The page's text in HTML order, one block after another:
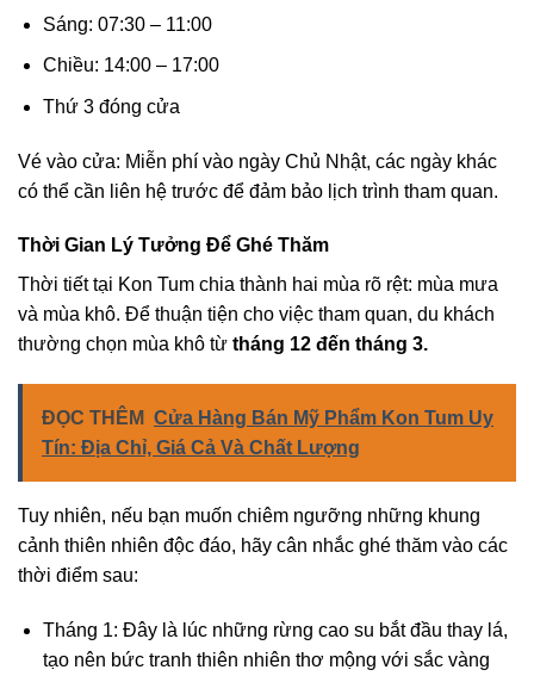
Sáng: 07:30 – 11:00
Chiều: 14:00 – 17:00
Thứ 3 đóng cửa
Vé vào cửa: Miễn phí vào ngày Chủ Nhật, các ngày khác
có thể cần liên hệ trước để đảm bảo lịch trình tham quan.
Thời Gian Lý Tưởng Để Ghé Thăm
Thời tiết tại Kon Tum chia thành hai mùa rõ rệt: mùa mưa
và mùa khô. Để thuận tiện cho việc tham quan, du khách
thường chọn mùa khô từ tháng 12 đến tháng 3.
ĐỌC THÊM Cửa Hàng Bán Mỹ Phẩm Kon Tum Uy
Tín: Địa Chỉ, Giá Cả Và Chất Lượng
Tuy nhiên, nếu bạn muốn chiêm ngưỡng những khung
cảnh thiên nhiên độc đáo, hãy cân nhắc ghé thăm vào các
thời điểm sau:
Tháng 1: Đây là lúc những rừng cao su bắt đầu thay lá,
tạo nên bức tranh thiên nhiên thơ mộng với sắc vàng